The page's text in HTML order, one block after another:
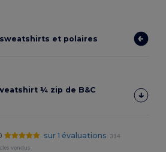
et polaires
¼ zip de B&C
sur 1 évaluations
314
vendus